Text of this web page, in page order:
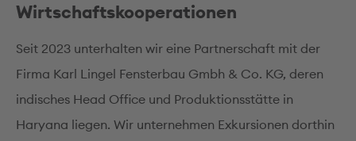
Wirtschaftskooperationen
Seit 2023 unterhalten wir eine Partnerschaft mit der
Firma Karl Lingel Fensterbau Gmbh & Co. KG, deren
indisches Head Office und Produktionsstätte in
Haryana liegen. Wir unternehmen Exkursionen dorthin